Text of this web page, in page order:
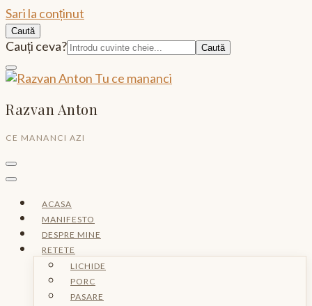
Sari la conținut
Caută
Caută:
Cauți ceva?
Razvan Anton
CE MANANCI AZI
ACASA
MANIFESTO
DESPRE MINE
RETETE
LICHIDE
PORC
PASARE